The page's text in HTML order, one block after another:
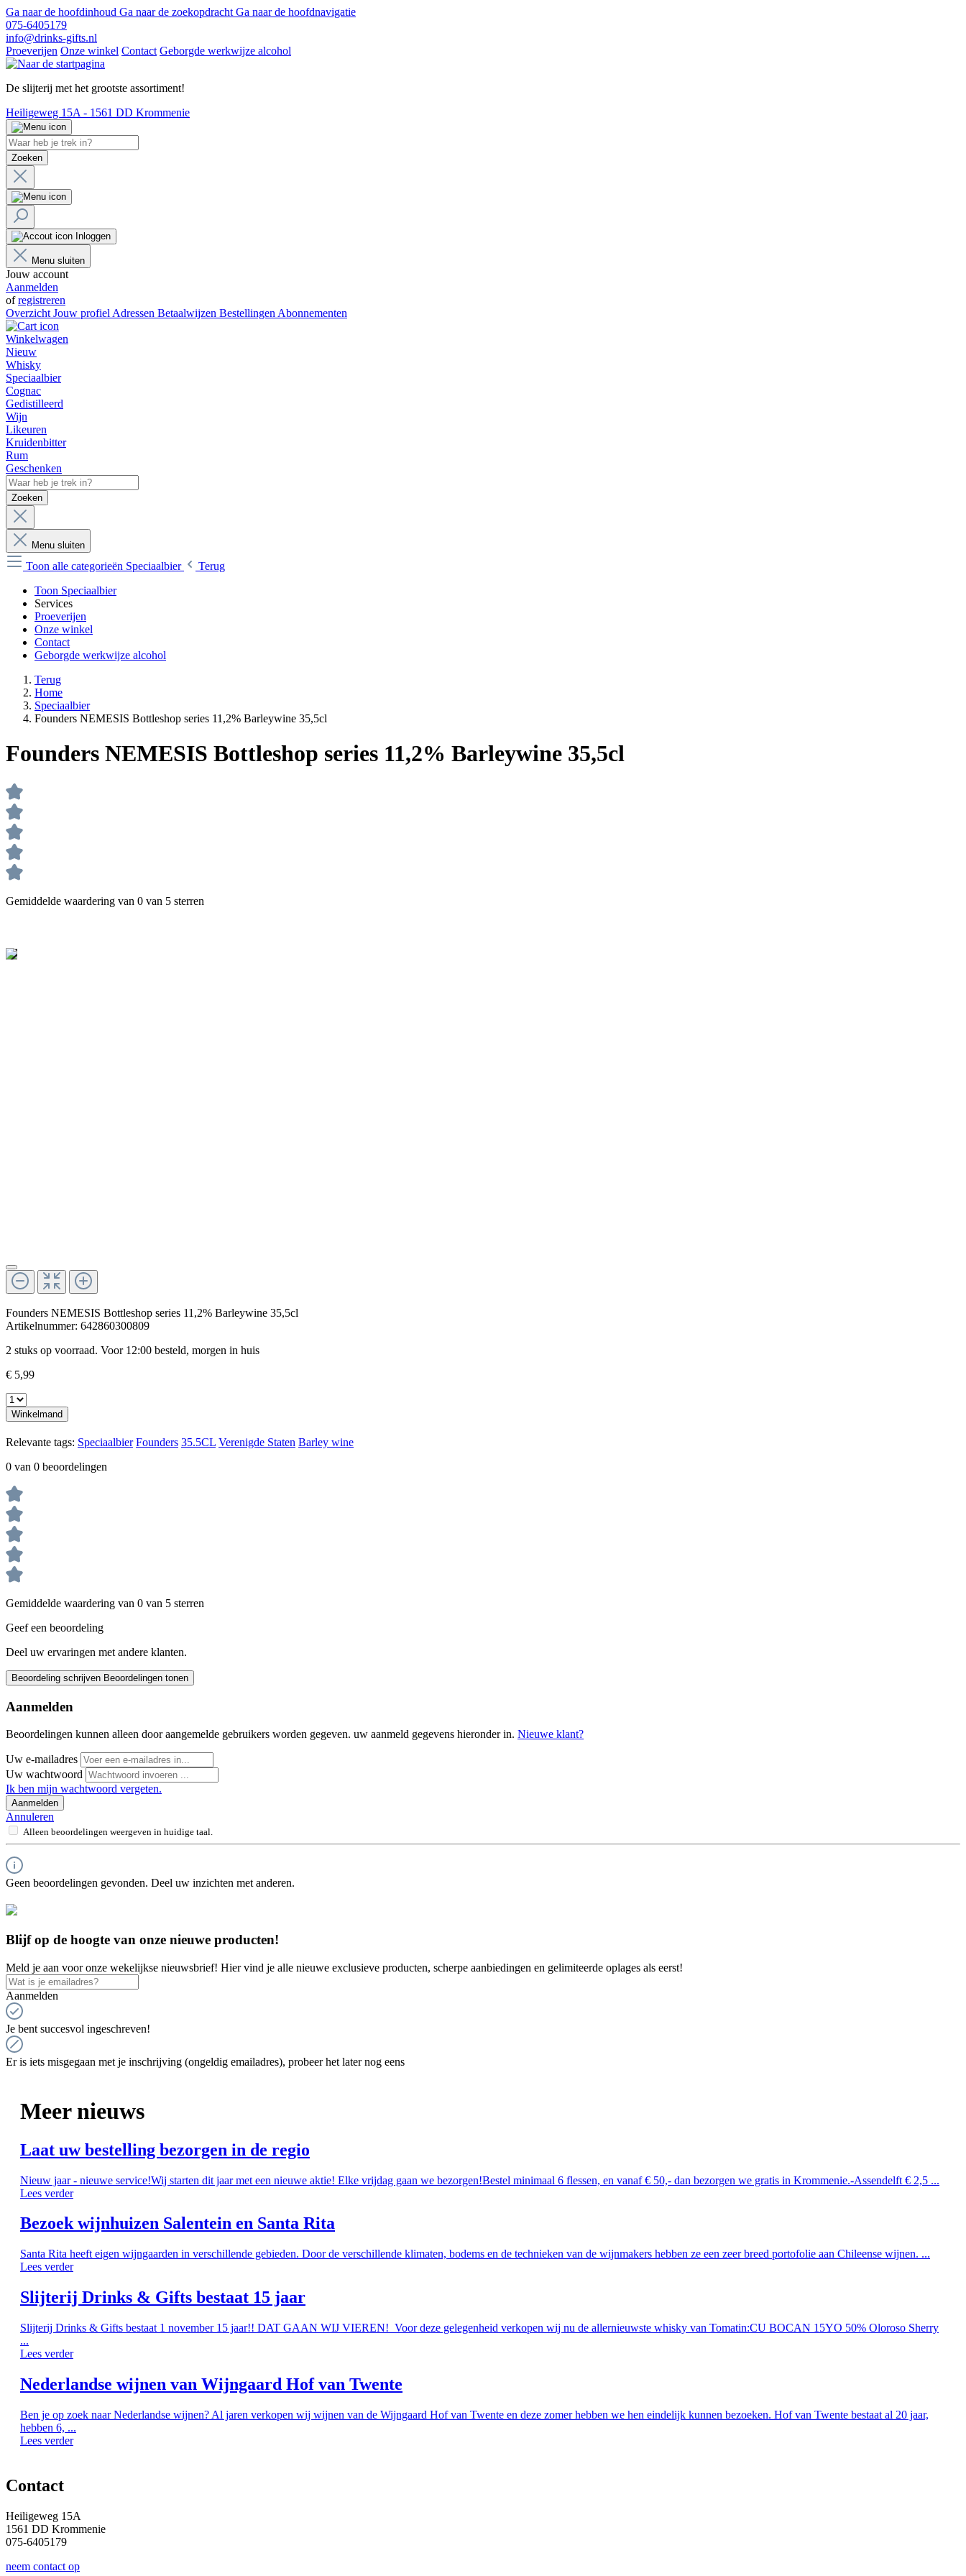
Ga naar de hoofdinhoud Ga naar de zoekopdracht Ga naar de hoofdnavigatie
075-6405179
info@drinks-gifts.nl
Proeverijen Onze winkel Contact Geborgde werkwijze alcohol
De slijterij met het grootste assortiment!
Heiligeweg 15A - 1561 DD Krommenie
Zoeken
Inloggen
Menu sluiten
Jouw account
Aanmelden
ofregistreren
Overzicht Jouw profiel Adressen Betaalwijzen Bestellingen Abonnementen
Winkelwagen
Nieuw
Whisky
Speciaalbier
Cognac
Gedistilleerd
Wijn
Likeuren
Kruidenbitter
Rum
Geschenken
Zoeken
Menu sluiten
Toon alle categorieën Speciaalbier
Terug
Toon Speciaalbier
Services
Proeverijen
Onze winkel
Contact
Geborgde werkwijze alcohol
Terug
Home
Speciaalbier
Founders NEMESIS Bottleshop series 11,2% Barleywine 35,5cl
Founders NEMESIS Bottleshop series 11,2% Barleywine 35,5cl
Gemiddelde waardering van 0 van 5 sterren
Founders NEMESIS Bottleshop series 11,2% Barleywine 35,5cl
Artikelnummer: 642860300809
2 stuks op voorraad. Voor 12:00 besteld, morgen in huis
€ 5,99
Winkelmand
Relevante tags: Speciaalbier Founders 35.5CL Verenigde Staten Barley wine
0 van 0 beoordelingen
Gemiddelde waardering van 0 van 5 sterren
Geef een beoordeling
Deel uw ervaringen met andere klanten.
Beoordeling schrijven Beoordelingen tonen
Aanmelden
Beoordelingen kunnen alleen door aangemelde gebruikers worden gegeven. uw aanmeld gegevens hieronder in. Nieuwe klant?
Uw e-mailadres
Uw wachtwoord
Ik ben mijn wachtwoord vergeten.
Aanmelden
Annuleren
Alleen beoordelingen weergeven in huidige taal.
Geen beoordelingen gevonden. Deel uw inzichten met anderen.
Blijf op de hoogte van onze nieuwe producten!
Meld je aan voor onze wekelijkse nieuwsbrief! Hier vind je alle nieuwe exclusieve producten, scherpe aanbiedingen en gelimiteerde oplages als eerst!
Aanmelden
Je bent succesvol ingeschreven!
Er is iets misgegaan met je inschrijving (ongeldig emailadres), probeer het later nog eens
Meer nieuws
Laat uw bestelling bezorgen in de regio
Nieuw jaar - nieuwe service!Wij starten dit jaar met een nieuwe aktie! Elke vrijdag gaan we bezorgen!Bestel minimaal 6 flessen, en vanaf € 50,- dan bezorgen we gratis in Krommenie.-Assendelft € 2,5 ...
Lees verder
Bezoek wijnhuizen Salentein en Santa Rita
Santa Rita heeft eigen wijngaarden in verschillende gebieden. Door de verschillende klimaten, bodems en de technieken van de wijnmakers hebben ze een zeer breed portofolie aan Chileense wijnen. ...
Lees verder
Slijterij Drinks & Gifts bestaat 15 jaar
Slijterij Drinks & Gifts bestaat 1 november 15 jaar!! DAT GAAN WIJ VIEREN! Voor deze gelegenheid verkopen wij nu de allernieuwste whisky van Tomatin:CU BOCAN 15YO 50% Oloroso Sherry
...
Lees verder
Nederlandse wijnen van Wijngaard Hof van Twente
Ben je op zoek naar Nederlandse wijnen? Al jaren verkopen wij wijnen van de Wijngaard Hof van Twente en deze zomer hebben we hen eindelijk kunnen bezoeken. Hof van Twente bestaat al 20 jaar,
hebben 6, ...
Lees verder
Contact
Heiligeweg 15A
1561 DD Krommenie
075-6405179
neem contact op